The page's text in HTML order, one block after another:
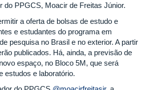
do PPGCS, Moacir de Freitas Júnior.
a oferta de bolsas de estudo e
e estudantes do programa em
pesquisa no Brasil e no exterior. A partir
publicados. Há, ainda, a previsão de
espaço, no Bloco 5M, que será
estudos e laboratório.